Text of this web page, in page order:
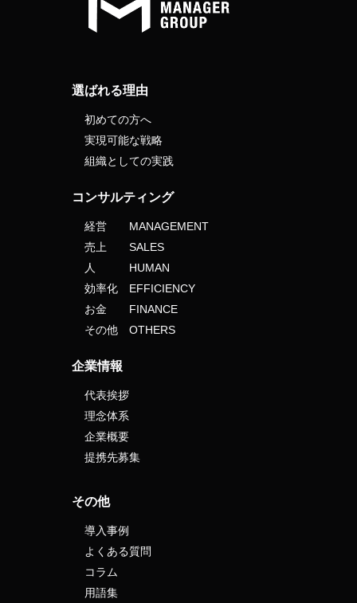
選ばれる理由
初めての方へ
実現可能な戦略
組織としての実践
コンサルティング
経営 MANAGEMENT
売上 SALES
人 HUMAN
効率化 EFFICIENCY
お金 FINANCE
その他 OTHERS
企業情報
代表挨拶
理念体系
企業概要
提携先募集
その他
導入事例
よくある質問
コラム
用語集